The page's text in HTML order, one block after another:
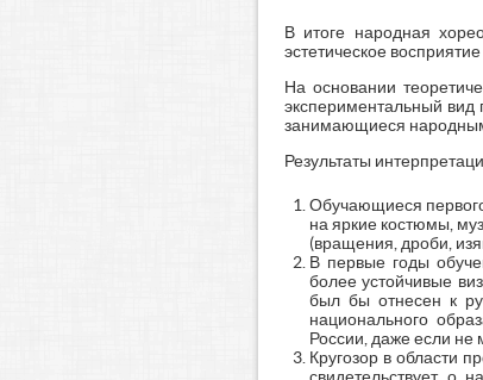
В итоге народная
эстетическое
На основании
экспериментальный вид
занимающиеся
Результаты
Обучающиеся
на яркие костюмы,
(вращения, дроби,
В первые годы
более устойчивые
был бы отнесен к
национального
России, даже если не
Кругозор в области